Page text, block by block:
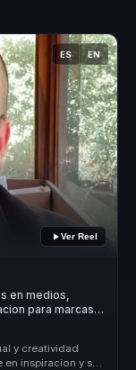
ES EN
Ver Reel
en medios,
para marcas y
y creatividad
inspiracion y se